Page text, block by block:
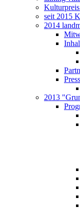
seit 2015
2014
2013